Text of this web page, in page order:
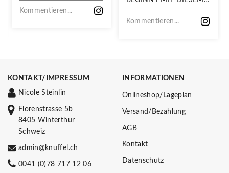
Kommentieren...
STOFF
Kommentieren...
KONTAKT/IMPRESSUM
Nicole Steinlin
Florenstrasse 5b
8405 Winterthur
Schweiz
admin@knuffel.ch
0041 (0)78 717 12 06
INFORMATIONEN
Onlineshop/Lageplan
Versand/Bezahlung
AGB
Kontakt
Datenschutz